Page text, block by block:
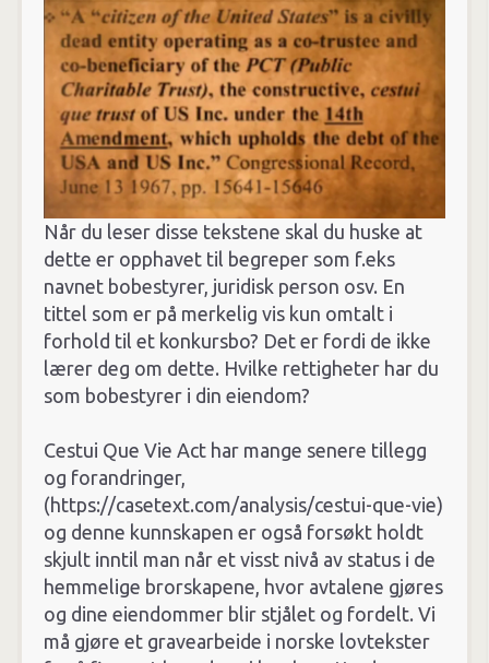
Når du leser disse tekstene skal du huske at
dette er opphavet til begreper som f.eks
navnet bobestyrer, juridisk person osv. En
tittel som er på merkelig vis kun omtalt i
forhold til et konkursbo? Det er fordi de ikke
lærer deg om dette. Hvilke rettigheter har du
som bobestyrer i din eiendom?
Cestui Que Vie Act har mange senere tillegg
og forandringer,
(https://casetext.com/analysis/cestui-que-vie)
og denne kunnskapen er også forsøkt holdt
skjult inntil man når et visst nivå av status i de
hemmelige brorskapene, hvor avtalene gjøres
og dine eiendommer blir stjålet og fordelt. Vi
må gjøre et gravearbeide i norske lovtekster